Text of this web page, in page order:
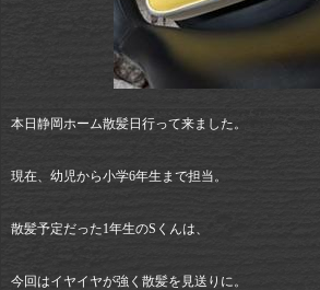
本日静岡ホーム散髪日行って来ました。
現在、幼児から小学6年生まで担当。
散髪予定だった1年生のSくんは、
今回はイヤイヤが強く散髪を見送りに。